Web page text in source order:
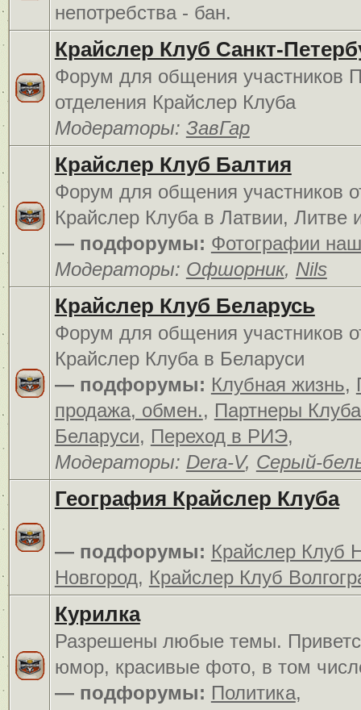
непотребства - бан.
Крайслер Клуб Санкт-
Форум для общения участников
отделения Крайслер Клуба
Модераторы: ЗавГар
Крайслер Клуб Балтия
Форум для общения участников
Крайслер Клуба в Латвии, Литве
— подфорумы: Фотографии
Модераторы: Офшорник, Nils
Крайслер Клуб Беларусь
Форум для общения участников
Крайслер Клуба в Беларуси
— подфорумы: Клубная жизнь,
продажа, обмен., Партнеры
Беларуси, Переход в РИЭ,
Модераторы: Dera-V, Серый-
География Крайслер Клуба
— подфорумы: Крайслер Клуб
Новгород, Крайслер Клуб
Курилка
Разрешены любые темы.
юмор, красивые фото, в том
— подфорумы: Политика,